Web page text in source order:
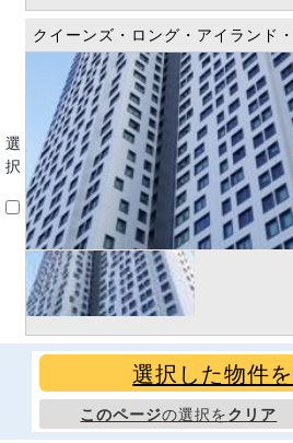
選
択
クイーンズ・ロング・アイランド
選択した物件
このページの選択をクリア